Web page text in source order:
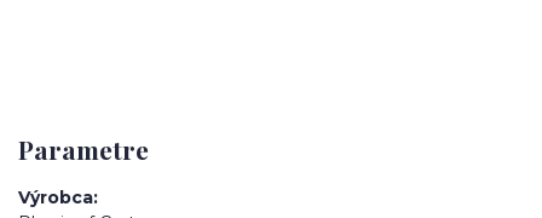
Parametre
Výrobca